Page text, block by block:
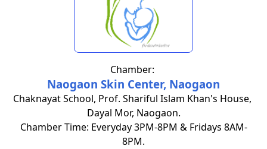
Chamber:
Naogaon Skin Center, Naogaon
Chaknayat School, Prof. Shariful Islam Khan's House,
Dayal Mor, Naogaon.
Chamber Time: Everyday 3PM-8PM & Fridays 8AM-
8PM.